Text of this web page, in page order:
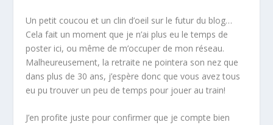
Un petit coucou et un clin d’oeil sur le futur du blog…
Cela fait un moment que je n’ai plus eu le temps de
poster ici, ou même de m’occuper de mon réseau.
Malheureusement, la retraite ne pointera son nez que
dans plus de 30 ans, j’espère donc que vous avez tous
eu pu trouver un peu de temps pour jouer au train!
J’en profite juste pour confirmer que je compte bien